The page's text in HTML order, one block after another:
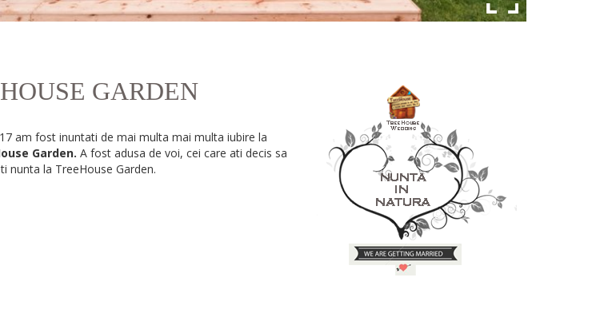
GARDEN
am fost inuntati de mai multa mai multa iubire la
Garden. A fost adusa de voi, cei care ati decis sa
nunta la TreeHouse Garden.